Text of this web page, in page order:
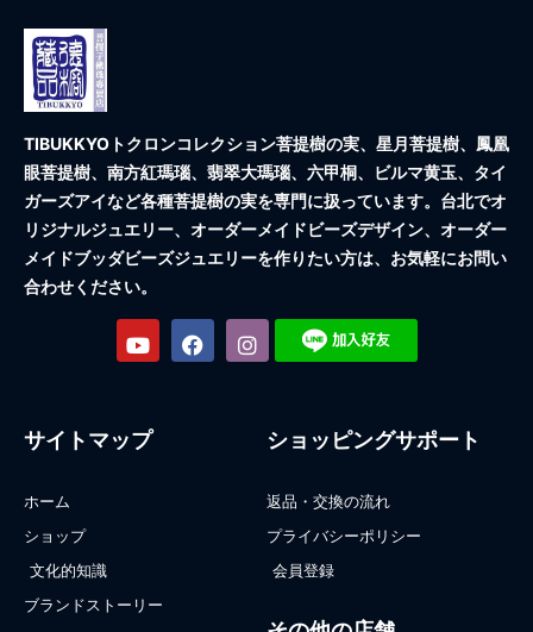
TIBUKKYOトクロンコレクション菩提樹の実、星月菩提樹、鳳凰
眼菩提樹、南方紅瑪瑙、翡翠大瑪瑙、六甲桐、ビルマ黄玉、タイ
ガーズアイなど各種菩提樹の実を専門に扱っています。台北でオ
リジナルジュエリー、オーダーメイドビーズデザイン、オーダー
メイドブッダビーズジュエリーを作りたい方は、お気軽にお問い
合わせください。
サイトマップ
ホーム
ショップ
文化的知識
ブランドストーリー
ショッピングサポート
返品・交換の流れ
プライバシーポリシー
会員登録